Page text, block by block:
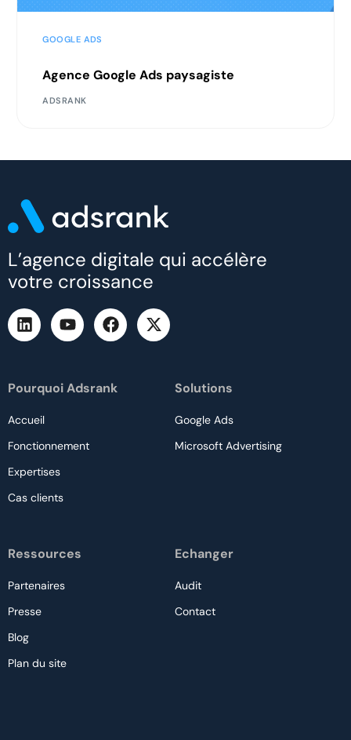
GOOGLE ADS
Agence Google Ads paysagiste
ADSRANK
L’agence digitale qui accélère
votre croissance
Pourquoi Adsrank
Accueil
Fonctionnement
Expertises
Cas clients
Solutions
Google Ads
Microsoft Advertising
Ressources
Partenaires
Presse
Blog
Plan du site
Echanger
Audit
Contact